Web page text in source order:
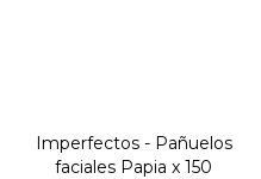
Imperfectos - Pañuelos
faciales Papia x 150